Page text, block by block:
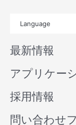
u
b
e
i
n
Language
最新情報
アプリケー
採用情報
問い合わせ